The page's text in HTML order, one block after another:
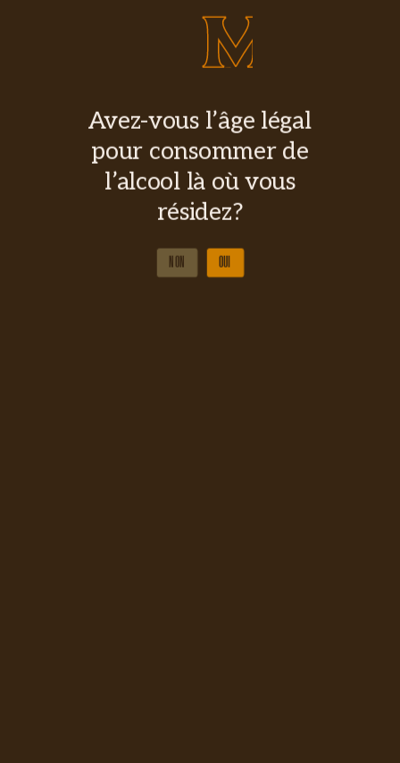
Avez-vous l’âge légal
pour consommer de
l’alcool là où vous
résidez?
NON
NON
OUI
OUI